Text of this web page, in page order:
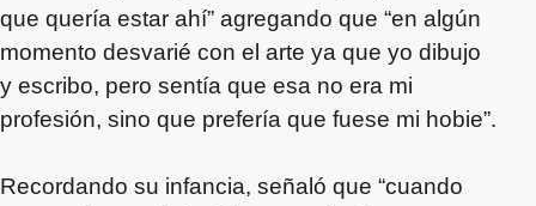
que quería estar ahí” agregando que “en algún
momento desvarié con el arte ya que yo dibujo
y escribo, pero sentía que esa no era mi
profesión, sino que prefería que fuese mi hobie”.
Recordando su infancia, señaló que “cuando